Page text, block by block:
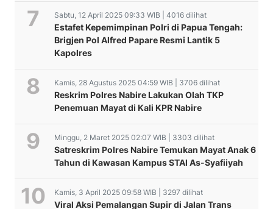
Sabtu, 12 April 2025 09:33 WIB | 4016 dilihat
Estafet Kepemimpinan Polri di Papua Tengah:
Brigjen Pol Alfred Papare Resmi Lantik 5
Kapolres
Kamis, 28 Agustus 2025 04:59 WIB | 3706 dilihat
Reskrim Polres Nabire Lakukan Olah TKP
Penemuan Mayat di Kali KPR Nabire
Minggu, 2 Maret 2025 02:07 WIB | 3303 dilihat
Satreskrim Polres Nabire Temukan Mayat Anak 6
Tahun di Kawasan Kampus STAI As-Syafiiyah
Kamis, 3 April 2025 09:58 WIB | 3297 dilihat
Viral Aksi Pemalangan Supir di Jalan Trans